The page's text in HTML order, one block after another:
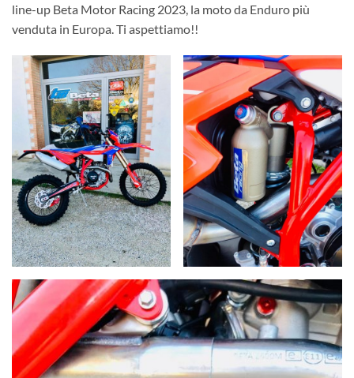
line-up Beta Motor Racing 2023, la moto da Enduro più
venduta in Europa. Ti aspettiamo!!